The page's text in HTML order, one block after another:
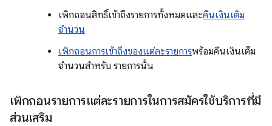
เพิกถอนสิทธิ์เข้าถึงรายการทั้งหมดและคืนเงินเต็ม
จำนวน
เพิกถอนการเข้าถึงของแต่ละรายการพร้อมคืนเงินเต็ม
จำนวนสำหรับ รายการนั้น
เพิกถอนรายการแต่ละรายการในการสมัครใช้บริการที่มี
ส่วนเสริม